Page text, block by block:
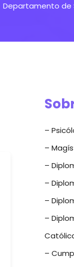
Departamento de
–
–
–
–
–
–
–